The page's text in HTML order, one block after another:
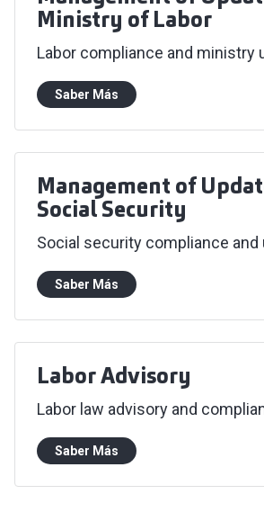
Ministry of Labor
Labor compliance and ministry
Saber Más
Management of
Social Security
Social security compliance and
Saber Más
Labor Advisory
Labor law advisory and
Saber Más